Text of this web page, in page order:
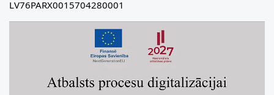
LV76PARX0015704280001